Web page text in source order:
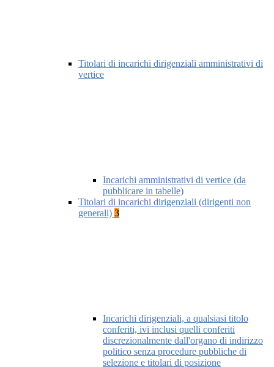
Titolari di incarichi dirigenziali amministrativi di
vertice
Incarichi amministrativi di vertice (da
pubblicare in tabelle)
Titolari di incarichi dirigenziali (dirigenti non
generali) 3
Incarichi dirigenziali, a qualsiasi titolo
conferiti, ivi inclusi quelli conferiti
discrezionalmente dall'organo di indirizzo
politico senza procedure pubbliche di
selezione e titolari di posizione